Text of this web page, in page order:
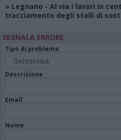
» Legnano - Al via i lavori in
tracciamento degli stalli di
SEGNALA ERRORE
Tipo di problema
Descrizione
Email
Nome